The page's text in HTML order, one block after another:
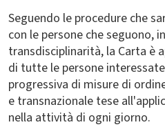
Seguendo le procedure che
con le persone che seguono,
transdisciplinarità, la Carta è
di tutte le persone
progressiva di misure di
e transnazionale tese
nella attività di ogni giorno.